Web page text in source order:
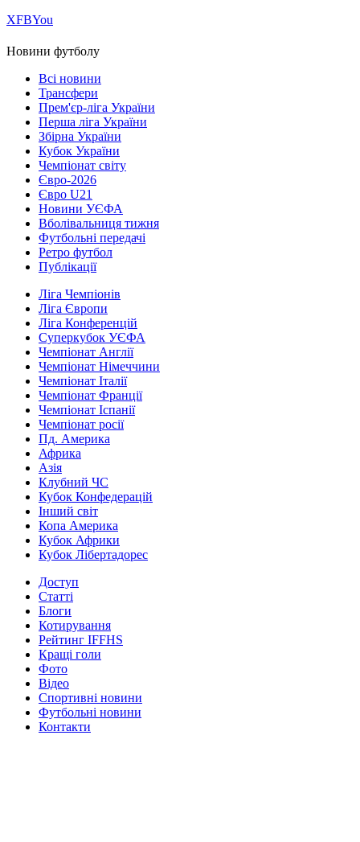
ХFBYou
Новини футболу
Всі новини
Трансфери
Прем'єр-ліга України
Перша ліга України
Збірна України
Кубок України
Чемпіонат світу
Євро-2026
Євро U21
Новини УЄФА
Вболівальниця тижня
Футбольні передачі
Ретро футбол
Публікації
Ліга Чемпіонів
Ліга Європи
Ліга Конференцій
Суперкубок УЄФА
Чемпіонат Англії
Чемпіонат Німеччини
Чемпіонат Італії
Чемпіонат Франції
Чемпіонат Іспанії
Чемпіонат росії
Пд. Америка
Африка
Азія
Клубний ЧС
Кубок Конфедерацій
Інший світ
Копа Америка
Кубок Африки
Кубок Лібертадорес
Доступ
Статті
Блоги
Котирування
Рейтинг IFFHS
Кращі голи
Фото
Відео
Спортивні новини
Футбольні новини
Контакти